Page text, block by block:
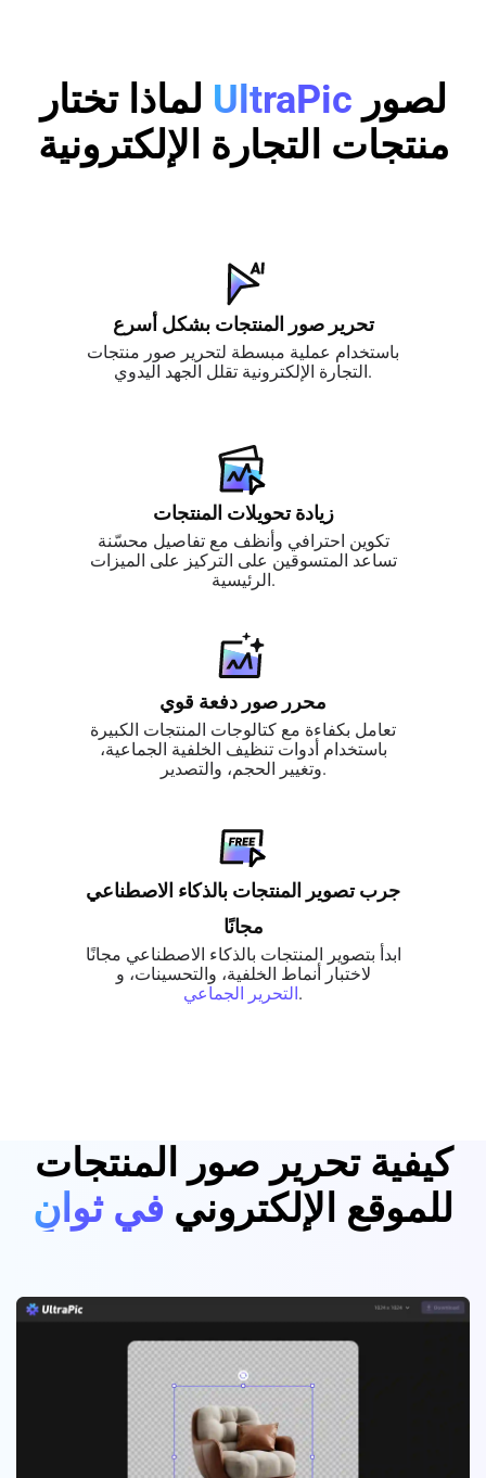
UltraPic
منتجات التجارة الإلكترونية
تحرير صور المنتجات بشكل أسرع
باستخدام عملية مبسطة لتحرير صور منتجات
التجارة الإلكترونية تقلل الجهد اليدوي.
زيادة تحويلات المنتجات
تكوين احترافي وأنظف مع تفاصيل محسّنة
تساعد المتسوقين على التركيز على الميزات
الرئيسية.
محرر صور دفعة قوي
تعامل بكفاءة مع كتالوجات المنتجات الكبيرة
باستخدام أدوات تنظيف الخلفية الجماعية،
وتغيير الحجم، والتصدير.
جرب تصوير المنتجات بالذكاء الاصطناعي
مجانًا
ابدأ بتصوير المنتجات بالذكاء الاصطناعي مجانًا
لاختبار أنماط الخلفية، والتحسينات، و
التحرير الجماعي.
كيفية تحرير صور المنتجات
للموقع الإلكتروني في ثوانٍ